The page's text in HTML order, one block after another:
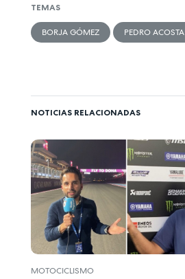
TEMAS
BORJA GÓMEZ PEDRO ACOSTA
NOTICIAS RELACIONADAS
MOTOCICLISMO